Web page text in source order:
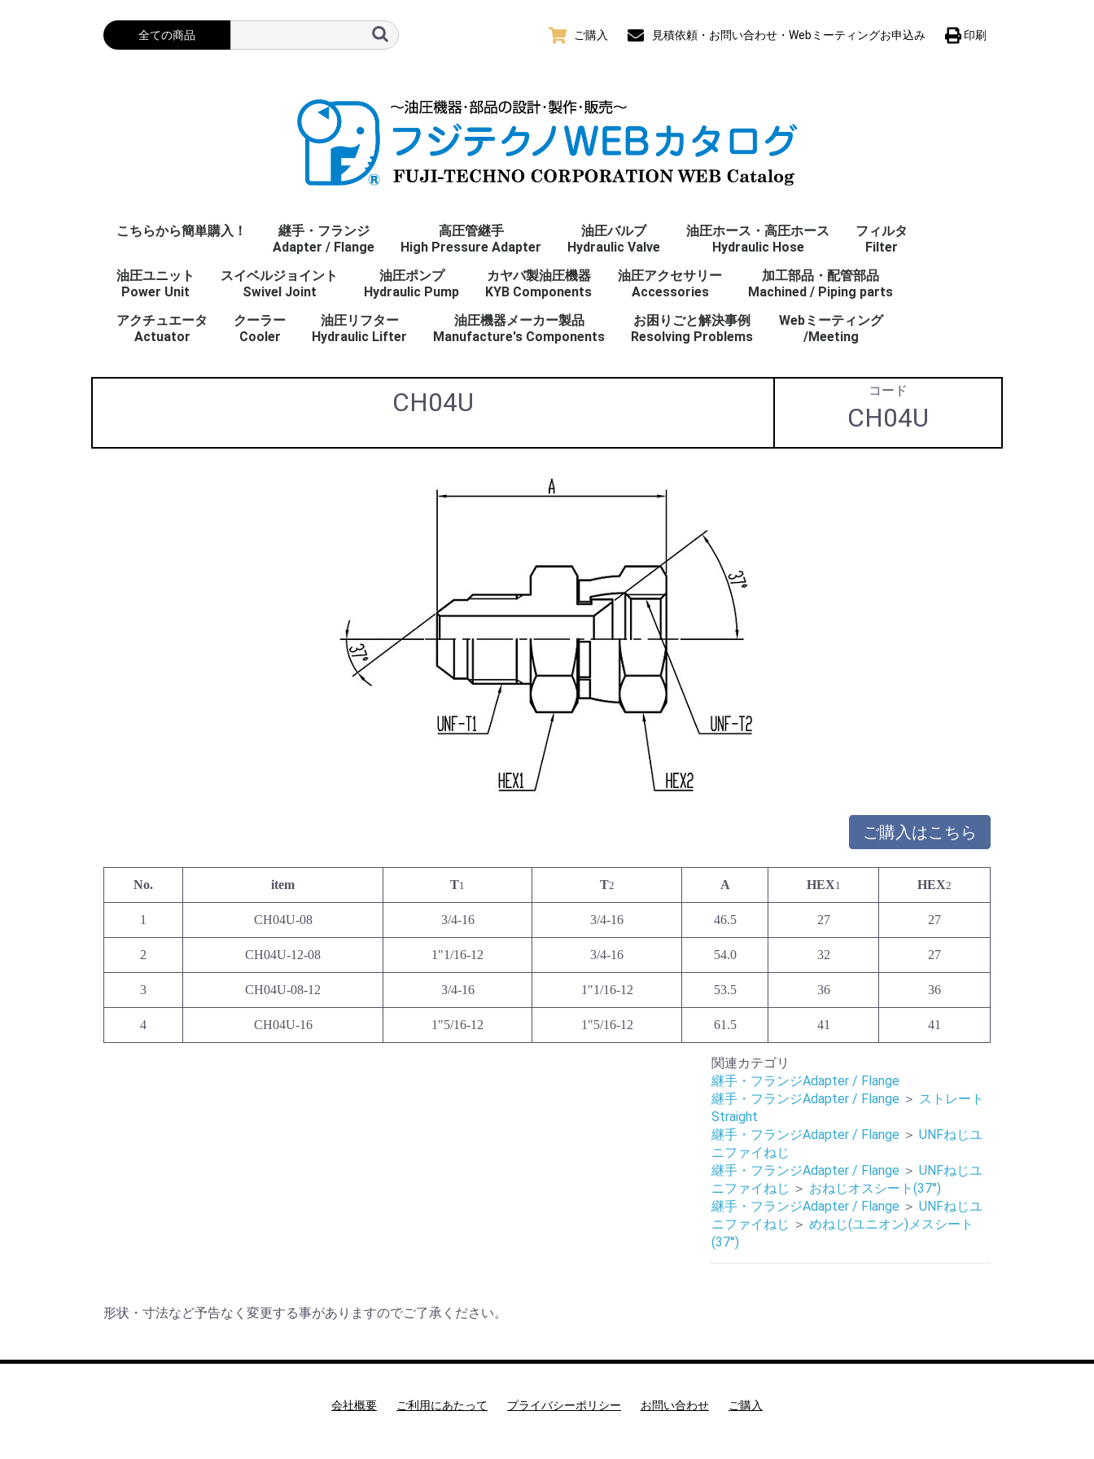
ご購入 見積依頼・お問い合わせ・Webミーティングお申込み 印刷
こちらから簡単購入！
継手・フランジ
Adapter / Flange
プラグ・キャップ
Plug/Cap
ストレート
Straight
エルボ
Elbow
チーズ
Tee
クロス
Cross
ステンレス継手
Stainless Adapter
油圧フランジ
Flange
JISフランジ
JIS Flange
タケノコ
Barb fitting
Gねじ
管用平行ねじ
おねじ
オスシート(30°)
おねじ
メスシート(30°)
めねじ(ユニオン)
オスシート(30°)
めねじ(ユニオン)
メスシート(30°)
おねじ
O-リングボス
おねじ
O-リングボス(アジャス
めねじ
O-リングポート
おねじ
ORS
Gねじ
管用平行ねじ 全て
R/Rcねじ
管用テーパねじ
おねじ
R
めねじ
Rc
R/Rcねじ
管用テーパねじ 全て
Mねじ
メートルねじ
おねじ
オスシート(30°)
おねじ
メスシート(30°)
めねじ(ユニオン)
オスシート(30°)
めねじ(ユニオン)
メスシート(30°)
おねじ
O-リングボス
おねじ
O-リングボス(アジャス
Mねじ
メートルねじ 全て
UNFねじ
ユニファイねじ
おねじ
オスシート(37°)
めねじ(ユニオン)
メスシート(37°)
おねじ
O-リングボス
おねじ
O-リングボス(アジャス
めねじ
O-リングポート
おねじ
ORS
UNFねじ
ユニファイねじ 全て
NPTねじ
アメリカ管用テーパね
おねじ
めねじ
NPTねじ
アメリカ管用テーパね
参考資料/reference
継手・フランジ
Adapter / Flange 全て
高圧管継手
High Pressure Adapter
油圧バルブ
Hydraulic Valve
油圧ホース・高圧ホース
Hydraulic Hose
フィルタ
Filter
サクションストレーナ
Suction strainer
サクションラインフィ
ルタ
インラインフィルタ
In-line filter
リターンラインフィル
タ
カートリッジフィルタ
Cartridge filter
オフラインフィルタ
Off-line filter
逆洗フィルター
Back washing filter
フィルタ
Filter 全て
油圧ユニット
Power Unit
スイベルジョイント
Swivel Joint
油圧ポンプ
Hydraulic Pump
カヤバ製油圧機器
KYB Components
油圧アクセサリー
Accessories
加工部品・配管部品
Machined / Piping parts
アクチュエータ
Actuator
クーラー
Cooler
油圧リフター
Hydraulic Lifter
油圧機器メーカー製品
Manufacture's Components
お困りごと解決事例
Resolving Problems
Webミーティング
/Meeting
CH04U コード
CH04U
ご購入はこちら
No. item T1 T2 A HEX1 HEX2
1 CH04U-08 3/4-16 3/4-16 46.5 27 27
2 CH04U-12-08 1"1/16-12 3/4-16 54.0 32 27
3 CH04U-08-12 3/4-16 1"1/16-12 53.5 36 36
4 CH04U-16 1"5/16-12 1"5/16-12 61.5 41 41
関連カテゴリ
継手・フランジAdapter / Flange
継手・フランジAdapter / Flange ＞ ストレート
Straight
継手・フランジAdapter / Flange ＞ UNFねじユ
ニファイねじ
継手・フランジAdapter / Flange ＞ UNFねじユ
ニファイねじ ＞ おねじオスシート(37°)
継手・フランジAdapter / Flange ＞ UNFねじユ
ニファイねじ ＞ めねじ(ユニオン)メスシート
(37°)
形状・寸法など予告なく変更する事がありますのでご了承ください。
会社概要 ご利用にあたって プライバシーポリシー お問い合わせ ご購入